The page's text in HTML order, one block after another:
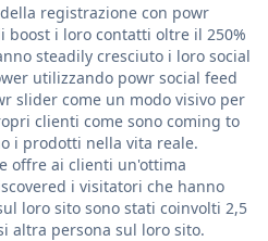
registrazione con powr
boost i loro contatti oltre il 250%
steadily cresciuto i loro social
utilizzando powr social feed
slider come un modo visivo per
clienti come sono coming to
i prodotti nella vita reale.
offre ai clienti un'ottima
i visitatori che hanno
loro sito sono stati coinvolti 2,5
altra persona sul loro sito.